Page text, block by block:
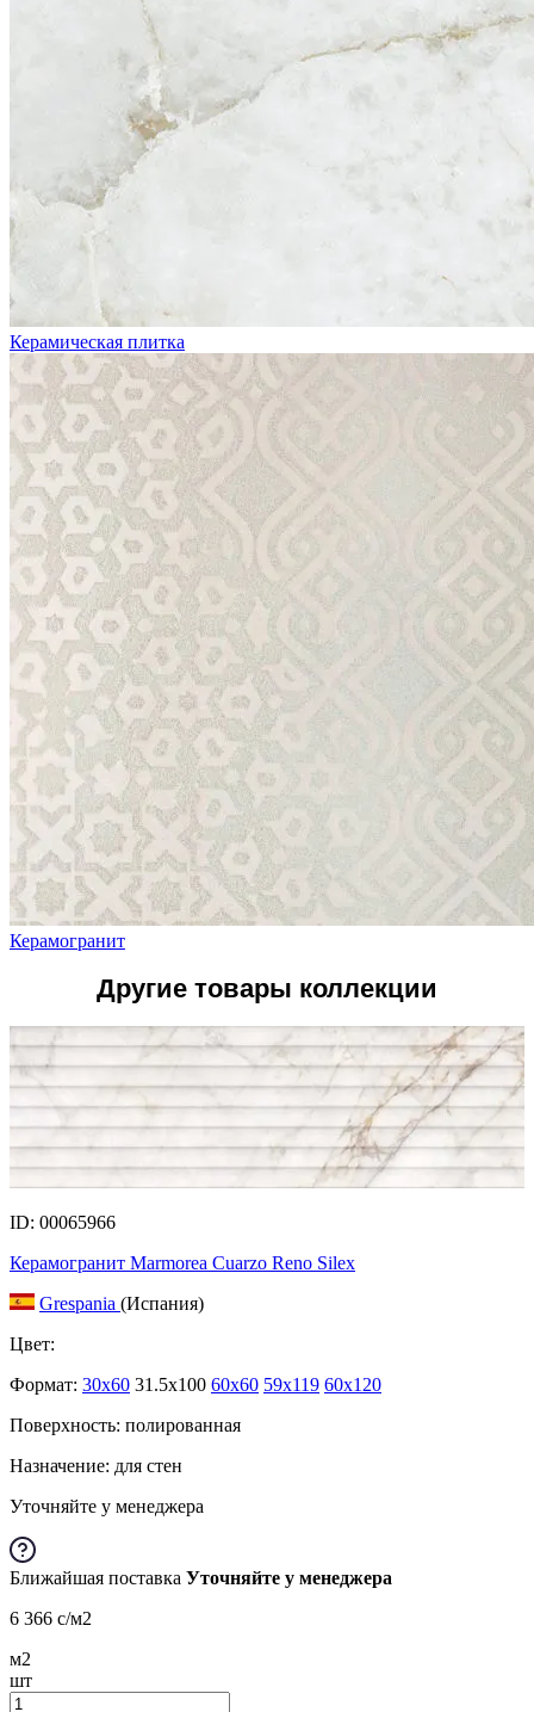
Керамическая плитка
Керамогранит
Другие товары коллекции
ID: 00065966
Керамогранит Marmorea Cuarzo Reno Silex
Grespania (Испания)
Цвет:
Формат: 30x60 31.5x100 60x60 59x119 60x120
Поверхность: полированная
Назначение: для стен
Уточняйте у менеджера
Ближайшая поставка Уточняйте у менеджера
6 366 c/м2
м2
шт